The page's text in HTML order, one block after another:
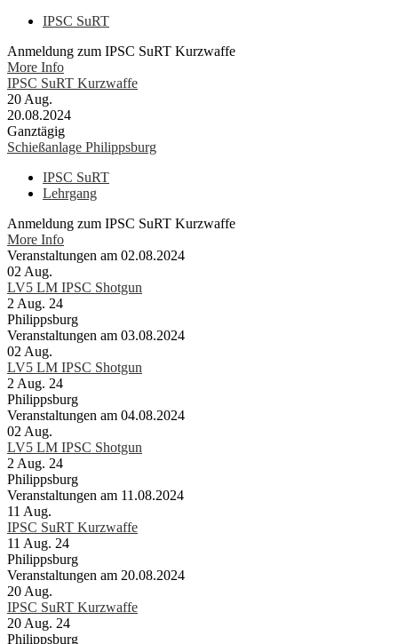
IPSC SuRT
Anmeldung zum IPSC SuRT Kurzwaffe
More Info
IPSC SuRT Kurzwaffe
20 Aug.
20.08.2024
Ganztägig
Schießanlage Philippsburg
IPSC SuRT
Lehrgang
Anmeldung zum IPSC SuRT Kurzwaffe
More Info
Veranstaltungen am 02.08.2024
02 Aug.
LV5 LM IPSC Shotgun
2 Aug. 24
Philippsburg
Veranstaltungen am 03.08.2024
02 Aug.
LV5 LM IPSC Shotgun
2 Aug. 24
Philippsburg
Veranstaltungen am 04.08.2024
02 Aug.
LV5 LM IPSC Shotgun
2 Aug. 24
Philippsburg
Veranstaltungen am 11.08.2024
11 Aug.
IPSC SuRT Kurzwaffe
11 Aug. 24
Philippsburg
Veranstaltungen am 20.08.2024
20 Aug.
IPSC SuRT Kurzwaffe
20 Aug. 24
Philippsburg